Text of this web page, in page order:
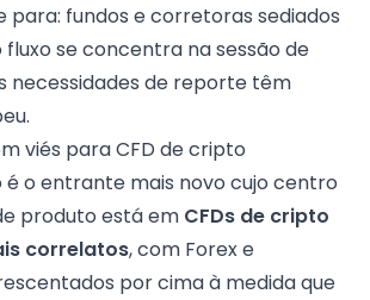
para: fundos e corretoras sediados
fluxo se concentra na sessão de
necessidades de reporte têm
viés para CFD de cripto
é o entrante mais novo cujo centro
produto está em CFDs de cripto
correlatos, com Forex e
por cima à medida que